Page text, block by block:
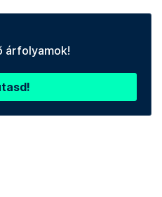
árfolyamok!